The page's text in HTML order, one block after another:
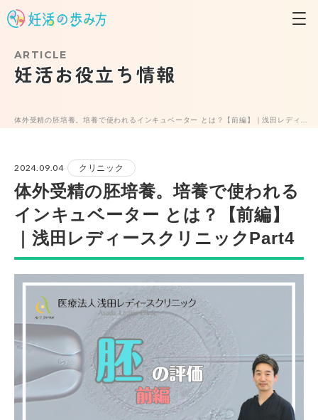
ARTICLE
妊活お役立ち情報
2024.09.04 クリニック
体外受精の胚培養。培養で使われる
インキュベーター とは？【前編】
｜浅田レディースクリニックPart4